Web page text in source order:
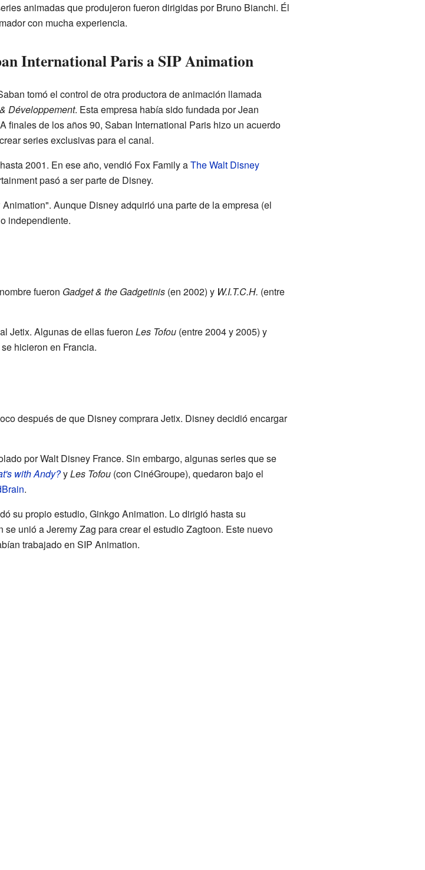
animadas que produjeron fueron dirigidas por Bruno Bianchi. Él
con mucha experiencia.
International Paris a SIP Animation
tomó el control de otra productora de animación llamada
Développement. Esta empresa había sido fundada por Jean
finales de los años 90, Saban International Paris hizo un acuerdo
series exclusivas para el canal.
2001. En ese año, vendió Fox Family aThe Walt Disney
pasó a ser parte de Disney.
Aunque Disney adquirió una parte de la empresa (el
independiente.
fueron Gadget & the Gadgetinis(en 2002) y W.I.T.C.H. (entre
Jetix. Algunas de ellas fueron Les Tofou(entre 2004 y 2005) y
hicieron en Francia.
después de que Disney comprara Jetix. Disney decidió encargar
por Walt Disney France. Sin embargo, algunas series que se
with Andy?yLes Tofou(con CinéGroupe), quedaron bajo el
.
su propio estudio, Ginkgo Animation. Lo dirigió hasta su
unió a Jeremy Zag para crear el estudio Zagtoon. Este nuevo
trabajado en SIP Animation.